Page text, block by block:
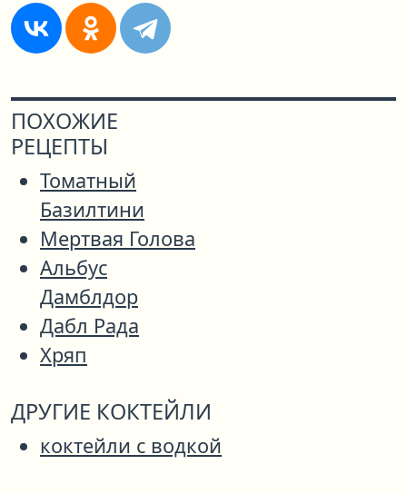
ПОХОЖИЕ
РЕЦЕПТЫ
Томатный
Базилтини
Мертвая Голова
Альбус
Дамблдор
Дабл Рада
Хряп
ДРУГИЕ КОКТЕЙЛИ
коктейли с водкой